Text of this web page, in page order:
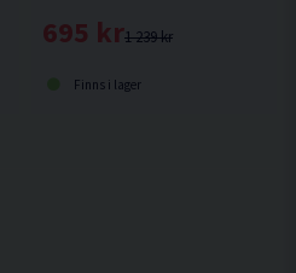
1 239 kr
695 kr
Finns i lager